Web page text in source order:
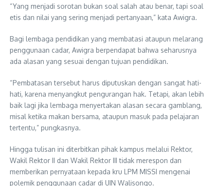
“Yang menjadi sorotan bukan soal salah atau benar, tapi soal
etis dan nilai yang sering menjadi pertanyaan,” kata Awigra.
Bagi lembaga pendidikan yang membatasi ataupun melarang
penggunaan cadar, Awigra berpendapat bahwa seharusnya
ada alasan yang sesuai dengan tujuan pendidikan.
“Pembatasan tersebut harus diputuskan dengan sangat hati-
hati, karena menyangkut pengurangan hak. Tetapi, akan lebih
baik lagi jika lembaga menyertakan alasan secara gamblang,
misal ketika makan bersama, ataupun masuk pada pelajaran
tertentu,” pungkasnya.
Hingga tulisan ini diterbitkan pihak kampus melalui Rektor,
Wakil Rektor II dan Wakil Rektor III tidak merespon dan
memberikan pernyataan kepada kru LPM MISSI mengenai
polemik penggunaan cadar di UIN Walisongo.